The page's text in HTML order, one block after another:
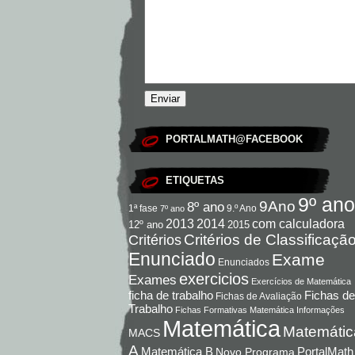
PORTALMATH@FACEBOOK
ETIQUETAS
1ª fase 7º ano 8º ano 9.º Ano 9Ano 9º ano
12º ano 2013 2014 2015 com calculadora
Critérios Critérios de
Enunciado Enunciados Exame
Exames exercicios Exercícios de Matemática
ficha de trabalho Fichas de Avaliação Fichas de
Trabalho Fichas Formativas Matemática Informações
MACS Matemática
A Matemática B Novo Programa PortalMath